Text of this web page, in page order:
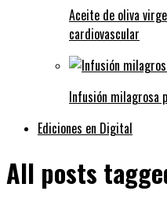
Aceite de oliva
cardiovascular
Infusión milagrosa
Ediciones en Digital
All posts